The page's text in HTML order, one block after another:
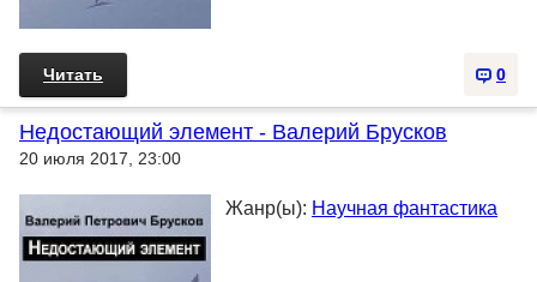
0
Читать
Недостающий элемент - Валерий Брусков
20 июля 2017, 23:00
Жанр(ы): Научная фантастика